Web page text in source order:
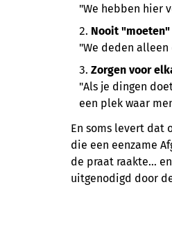
"We hebben hier
Nooit "moeten"
"We deden
Zorgen voor
"Als je dingen
een plek waar
En soms levert dat
die een eenzame
de praat raakte…
uitgenodigd door